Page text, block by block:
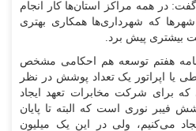
در همه مراکز استان‌ها کار انجام
که شهرداری‌ها همکاری بهتری
بیشتری پیش برد.
هفتم توسعه هم احکامی مشخص
یا اپراتور یک تعداد پوشش در نظر
برای شرکت مخابرات تعهد ایجاد
فیبر نوری است که البته تا پایان
می‌کنیم، ولی در این یک میلیون